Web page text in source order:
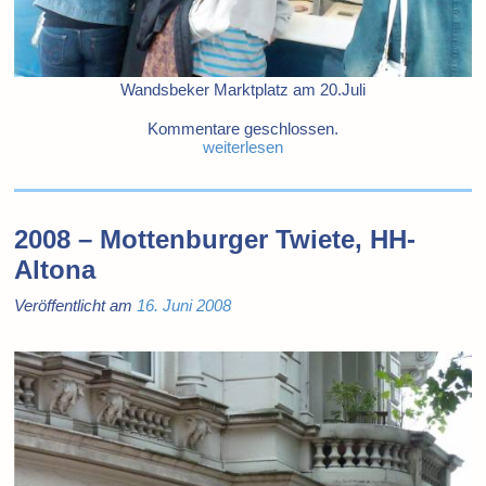
Wandsbeker Marktplatz am 20.Juli
Kommentare geschlossen.
weiterlesen
2008 – Mottenburger Twiete, HH-
Altona
Veröffentlicht am 16. Juni 2008